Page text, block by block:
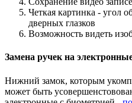
Четкая картинка - угол
дверных глазков
Возможность видеть
Замена ручек на
Нижний замок, которым
может быть